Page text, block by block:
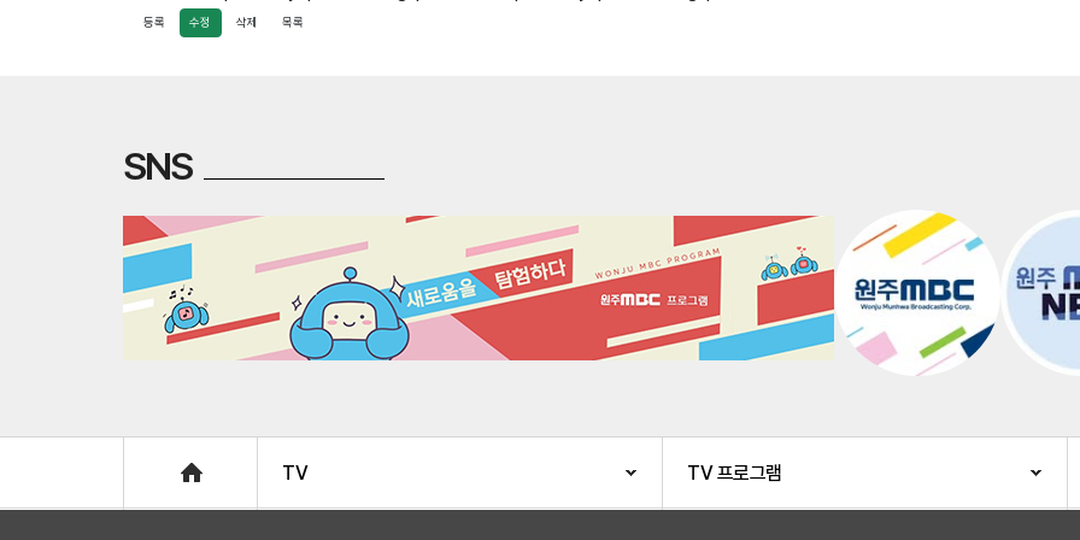
등록 수정 삭제 목록
SNS
TV TV 프로그램